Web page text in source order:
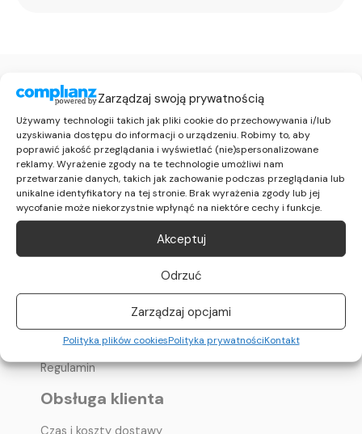
Zarządzaj swoją prywatnością
Używamy technologii takich jak pliki cookie do przechowywania i/lub
uzyskiwania dostępu do informacji o urządzeniu. Robimy to, aby
poprawić jakość przeglądania i wyświetlać (nie)spersonalizowane
reklamy. Wyrażenie zgody na te technologie umożliwi nam
przetwarzanie danych, takich jak zachowanie podczas przeglądania lub
unikalne identyfikatory na tej stronie. Brak wyrażenia zgody lub jej
wycofanie może niekorzystnie wpłynąć na niektóre cechy i funkcje.
Akceptuj
Odrzuć
Zarządzaj opcjami
Polityka plików cookiesPolityka prywatnościKontakt
46 892 11 32
660 189 671
info@it-remarketing.pl
Informacje
O nas
Polityka prywatności
Polityka plików cookies
Pomoc – pytania i odpowiedzi
Regulamin
Obsługa klienta